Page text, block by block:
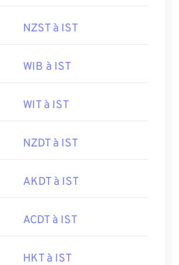
NZST à IST
WIB à IST
WIT à IST
NZDT à IST
AKDT à IST
ACDT à IST
HKT à IST